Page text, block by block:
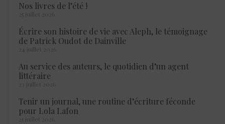
Nos livres de l’été !
25 juillet 2026
Écrire son histoire de vie avec Aleph, le témoignage
de Patrick Oudot de Dainville
24 juillet 2026
Au service des auteurs, le quotidien d’un agent
littéraire
23 juillet 2026
Tenir un journal, une routine d’écriture féconde
pour Lola Lafon
21 juillet 2026